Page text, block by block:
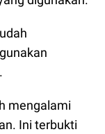
mengalami
Ini terbukti